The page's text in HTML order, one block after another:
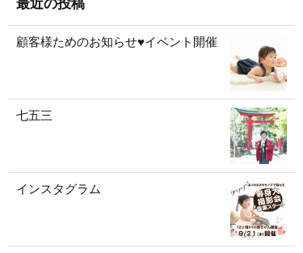
顧客様ためのお知らせ♥イベント開催
七五三
インスタグラム